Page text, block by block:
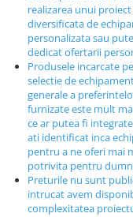
Panouri pentru
Foisoare si pergole
Rastel Biciclete
Banci
realizarea unui
diversificata de
personalizata sau
dedicat ofertarii
Produsele incarcate
selectie de
generale a
furnizate este mult
ce ar putea fi
ati identificat inca
pentru a ne oferi mai
potrivita pentru
Preturile nu sunt
intrucat avem
complexitatea